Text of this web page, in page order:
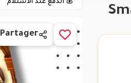
💰 الدفع عند الاستلام
Partager